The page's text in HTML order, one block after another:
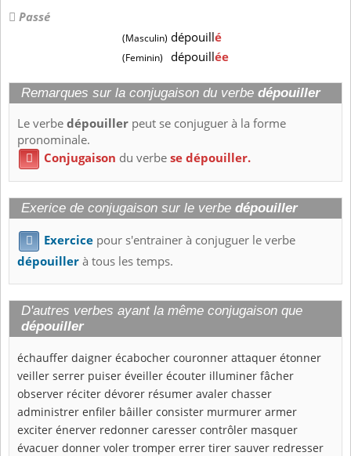
Passé
(Masculin) dépouillé
(Feminin) dépouillée
Remarques sur la conjugaison du verbe dépouiller
Le verbedépouiller peut se conjuguer à la forme
pronominale.
 Conjugaison du verbese dépouiller.
Exerice de conjugaison sur le verbe dépouiller
 Exercice pour s'entrainer à conjuguer le verbe
dépouillerà tous les temps.
D'autres verbes ayant la même conjugaison que
dépouiller
échauffer daigner écabocher couronner attaquer étonner
veiller serrer puiser éveiller écouter illuminer fâcher
observer réciter dévorer résumer avaler chasser
administrer enfiler bâiller consister murmurer armer
exciter énerver redonner caresser contrôler masquer
évacuer donner voler tromper errer tirer sauver redresser